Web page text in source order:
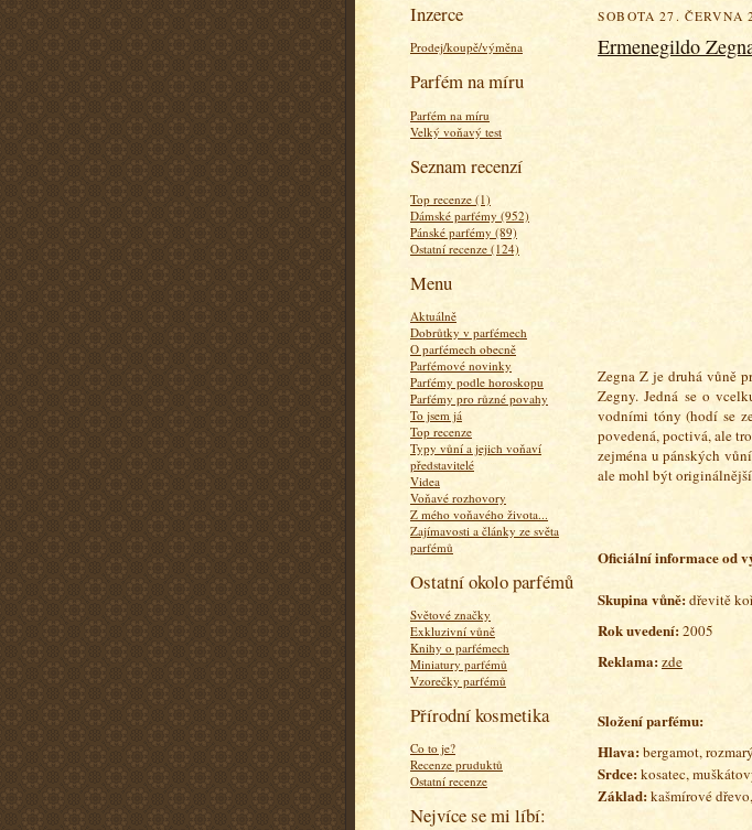
Inzerce
Prodej/koupě/výměna
Parfém na míru
Parfém na míru
Velký voňavý test
Seznam recenzí
Top recenze (1)
Dámské parfémy (952)
Pánské parfémy (89)
Ostatní recenze (124)
Menu
Aktuálně
Dobrůtky v parfémech
O parfémech obecně
Parfémové novinky
Parfémy podle horoskopu
Parfémy pro různé povahy
To jsem já
Top recenze
Typy vůní a jejich voňaví
představitelé
Videa
Voňavé rozhovory
Z mého voňavého života...
Zajímavosti a články ze světa
parfémů
Ostatní okolo parfémů
Světové značky
Exkluzivní vůně
Knihy o parfémech
Miniatury parfémů
Vzorečky parfémů
Přírodní kosmetika
Co to je?
Recenze pruduktů
Ostatní recenze
Nejvíce se mi líbí:
SOBOTA 27. ČERVNA
Ermenegildo
Zegna Z je druhá vůně
Zegny. Jedná se o
vodními tóny (hodí se
povedená, poctivá, ale
zejména u pánských
ale mohl být
Oficiální informace od
Skupina vůně:dřevitě
Rok uvedení:2005
Reklama: zde
Složení parfému:
Hlava:bergamot,
Srdce:kosatec,
Základ:kašmírové